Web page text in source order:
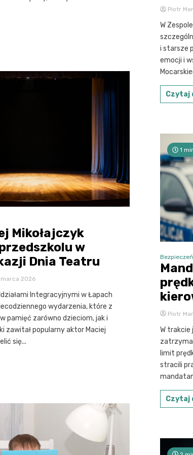
Mikołajczyk
w
Dnia Teatru
2026
Integracyjnymi w Łapach
wydarzenia, które z
pamięć zarówno dzieciom, jak i
zawitał popularny aktor Maciej
się...
Piotr
W
i starsze
emocji i
Czytaj
1
Piotr
W trakcie
limit
stracili
Czytaj